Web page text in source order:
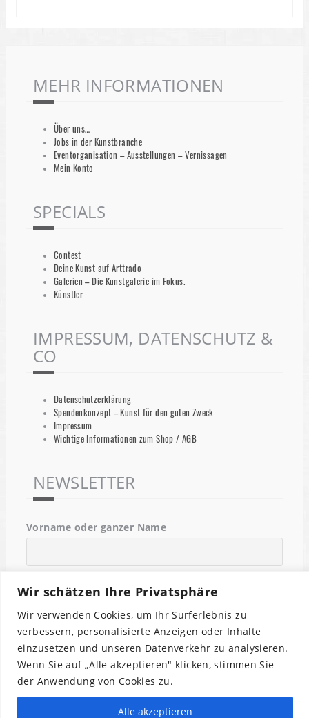
Wir schätzen Ihre Privatsphäre
Wir verwenden Cookies, um Ihr Surferlebnis zu
verbessern, personalisierte Anzeigen oder Inhalte
einzusetzen und unseren Datenverkehr zu analysieren.
Wenn Sie auf „Alle akzeptieren" klicken, stimmen Sie
der Anwendung von Cookies zu.
Alle akzeptieren
MEHR INFORMATIONEN
Über uns…
Jobs in der Kunstbranche
Eventorganisation – Ausstellungen – Vernissagen
Mein Konto
SPECIALS
Contest
Deine Kunst auf Arttrado
Galerien – Die Kunstgalerie im Fokus.
Künstler
IMPRESSUM, DATENSCHUTZ &
CO
Datenschutzerklärung
Spendenkonzept – Kunst für den guten Zweck
Impressum
Wichtige Informationen zum Shop / AGB
NEWSLETTER
Vorname oder ganzer Name
Indem Du fortfährst, akzeptierst Du unsere
Datenschutzerklärung.